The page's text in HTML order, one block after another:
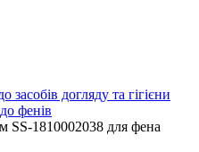
засобів догляду та гігієни
фенів
SS-1810002038 для фена